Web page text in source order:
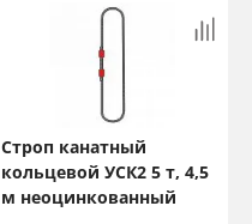
Строп канатный
кольцевой УСК2 5 т, 4,5
м неоцинкованный